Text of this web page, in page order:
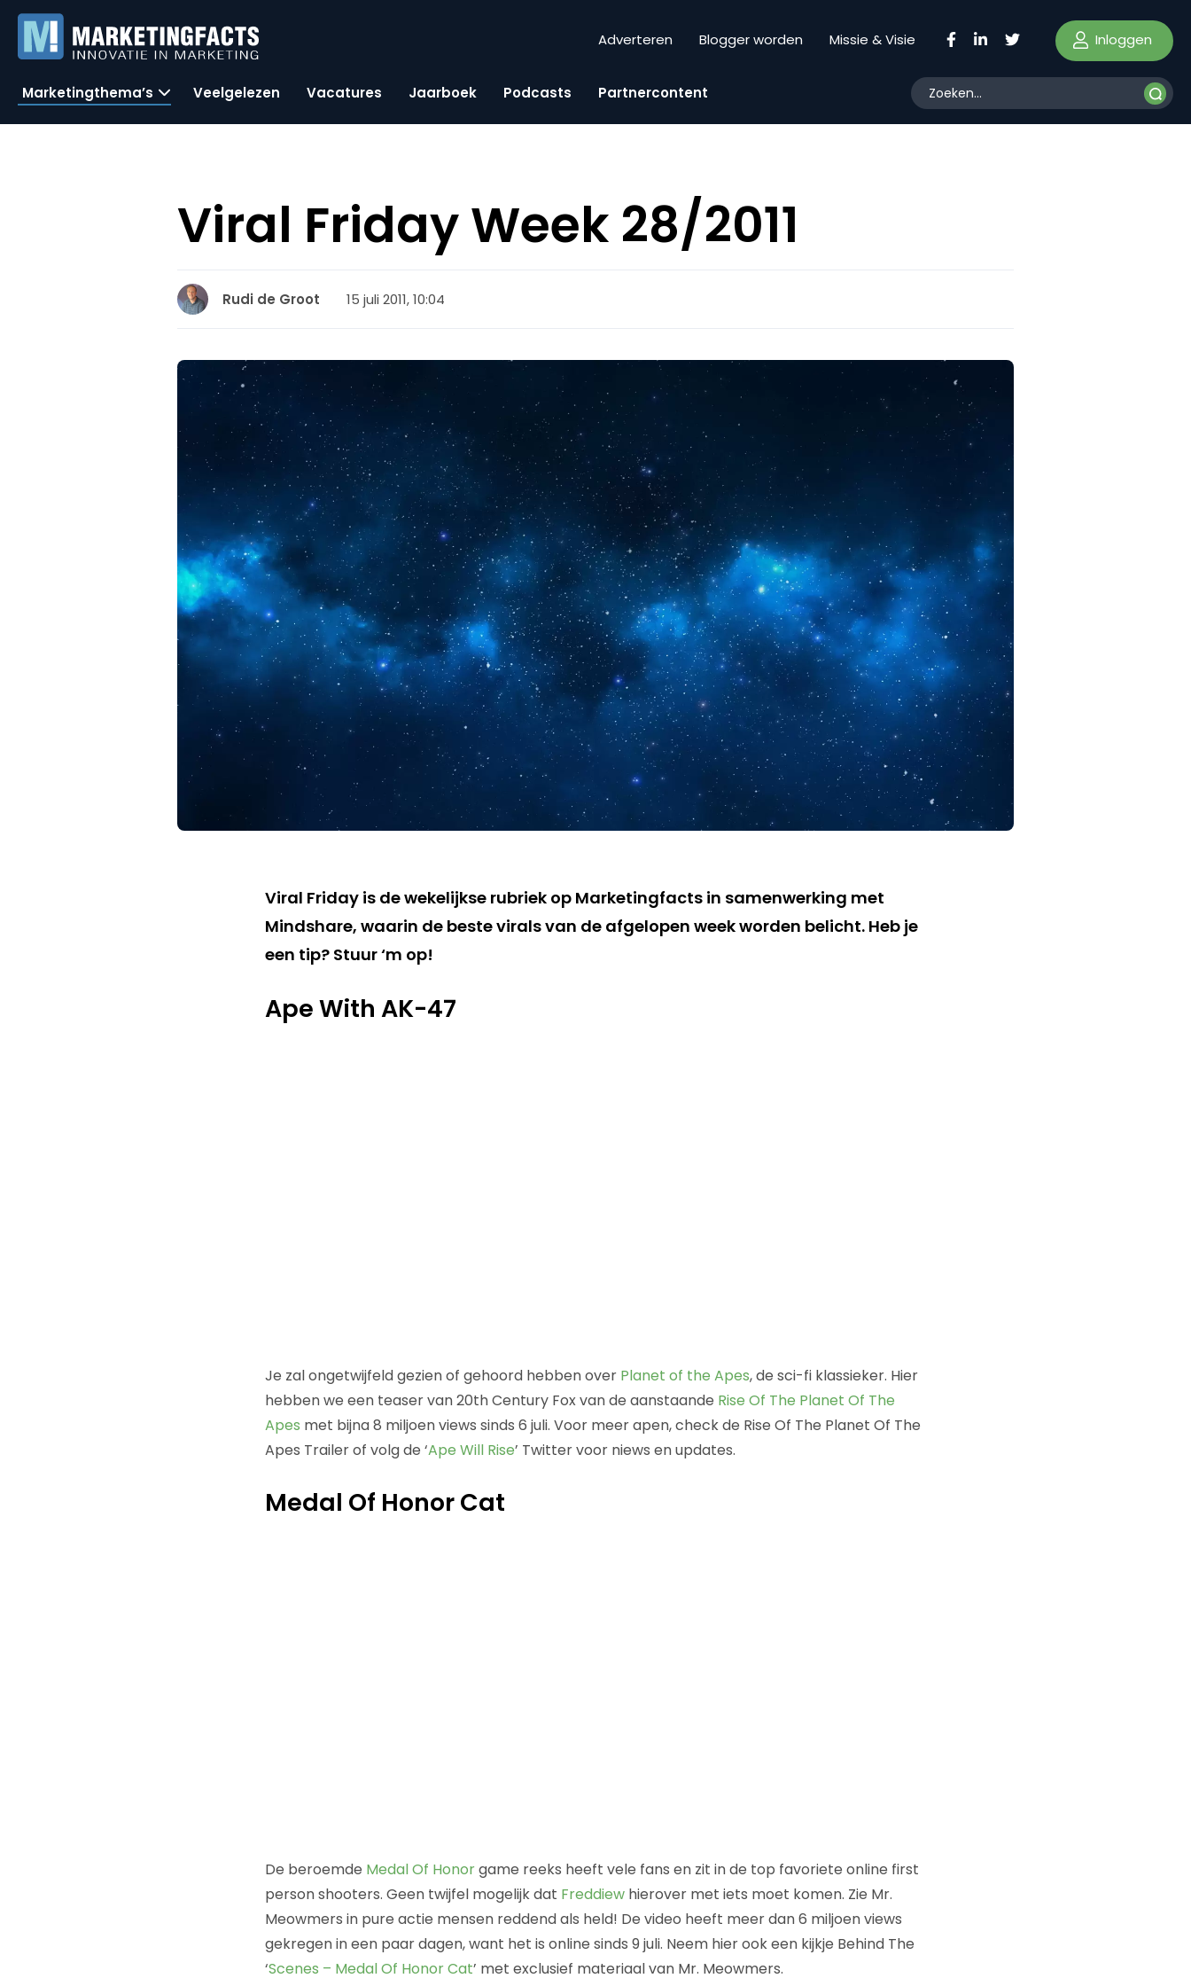
Adverteren Blogger worden Missie & Visie Inloggen
Marketingthema’s Veelgelezen Vacatures Jaarboek Podcasts Partnercontent
Viral Friday Week 28/2011
Rudi de Groot 15 juli 2011, 10:04
Viral Friday is de wekelijkse rubriek op Marketingfacts in samenwerking met
Mindshare, waarin de beste virals van de afgelopen week worden belicht. Heb je
een tip? Stuur ‘m op!
Ape With AK-47
Je zal ongetwijfeld gezien of gehoord hebben over Planet of the Apes, de sci-fi klassieker. Hier
hebben we een teaser van 20th Century Fox van de aanstaande Rise Of The Planet Of The
Apes met bijna 8 miljoen views sinds 6 juli. Voor meer apen, check de Rise Of The Planet Of The
Apes Trailer of volg de ‘Ape Will Rise’ Twitter voor niews en updates.
Medal Of Honor Cat
De beroemde Medal Of Honorgame reeks heeft vele fans en zit in de top favoriete online first
person shooters. Geen twijfel mogelijk dat Freddiewhierover met iets moet komen. Zie Mr.
Meowmers in pure actie mensen reddend als held! De video heeft meer dan 6 miljoen views
gekregen in een paar dagen, want het is online sinds 9 juli. Neem hier ook een kijkje Behind The
‘Scenes – Medal Of Honor Cat’ met exclusief materiaal van Mr. Meowmers.